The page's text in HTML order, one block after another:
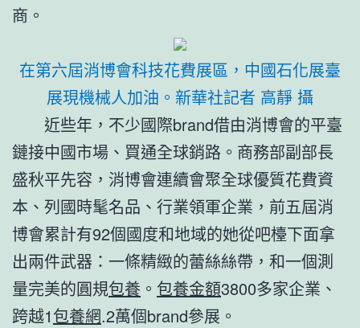
商。
在第六屆消博會科技花費展區，中國石化展臺
展現機械人加油。新華社記者 高靜 攝
近些年，不少國際brand借由消博會的平臺
鏈接中國市場、買通全球銷路。商務部副部長
盛秋平先容，消博會連續會聚全球優質花費資
本、列國時髦名品、行業領軍企業，前五屆消
博會累計有92個國度和地域的她從吧檯下面拿
出兩件武器：一條精緻的蕾絲絲帶，和一個測
量完美的圓規包養 。 包養金額3800多家企業、
跨越1包養網.2萬個brand參展。